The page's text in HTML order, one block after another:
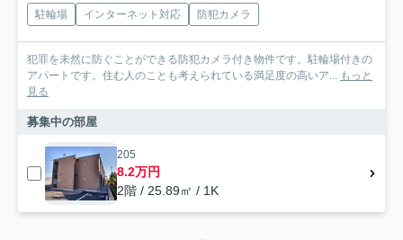
駐輪場 インターネット対応 防犯カメラ
犯罪を未然に防ぐことができる防犯カメラ付き物件です。駐輪場付きの
アパートです。住む人のことも考えられている満足度の高いア... もっと
見る
募集中の部屋
205
8.2万円
2階 / 25.89㎡ / 1K